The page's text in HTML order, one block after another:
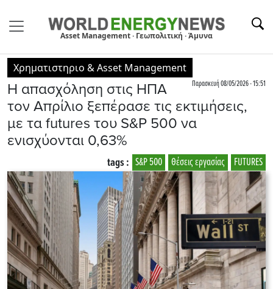
Asset Management · Γεωπολιτική · Άμυνα
Χρηματιστηριο & Asset Management
Παρασκευή 08/05/2026 - 15:51
Η απασχόληση στις ΗΠΑ
τον Απρίλιο ξεπέρασε τις εκτιμήσεις,
με τα futures του S&P 500 να
ενισχύονται 0,63%
FUTURES
Θέσεις εργασίας
S&P 500
tags :